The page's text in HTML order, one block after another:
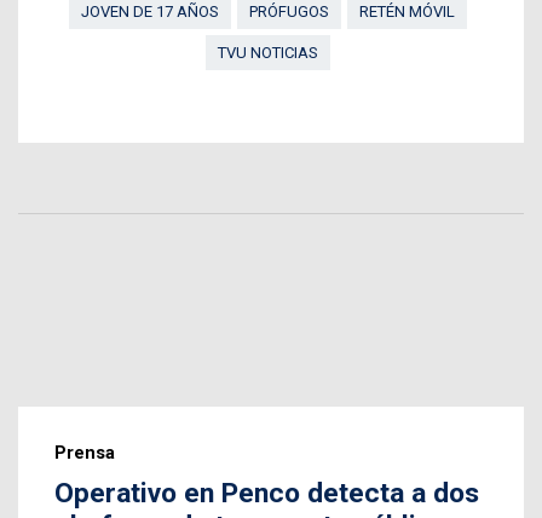
JOVEN DE 17 AÑOS PRÓFUGOS RETÉN MÓVIL
TVU NOTICIAS
Prensa
Operativo en Penco detecta a dos